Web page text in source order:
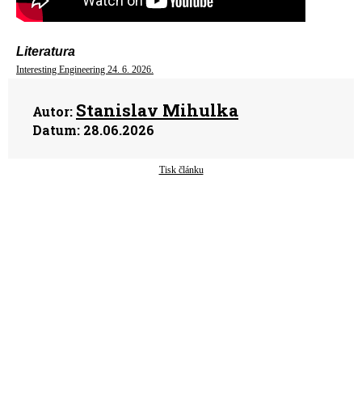
Literatura
Interesting Engineering 24. 6. 2026.
Autor: Stanislav Mihulka
Datum: 28.06.2026
Tisk článku